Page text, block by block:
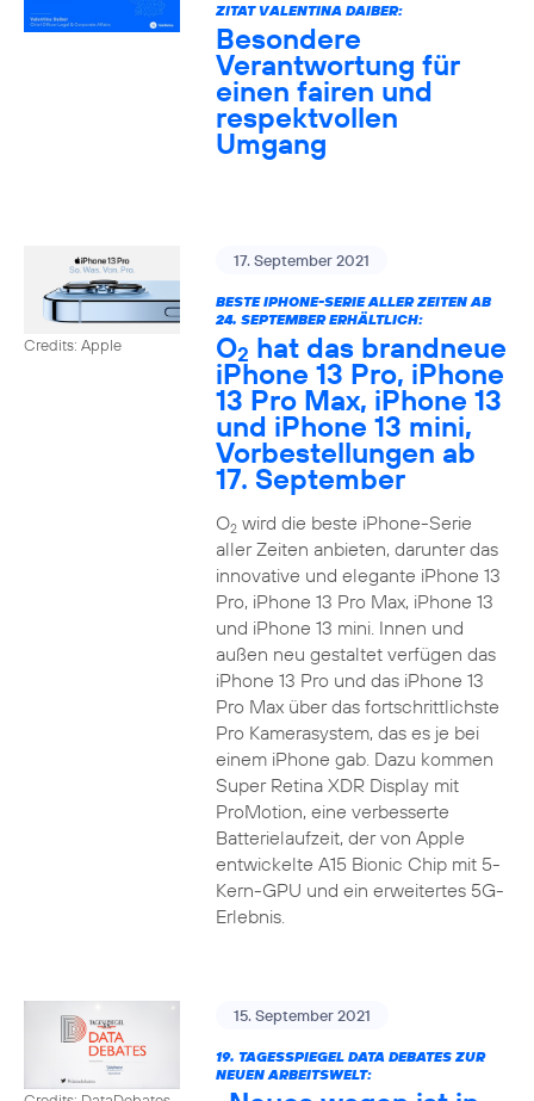
ZITAT VALENTINA DAIBER:
Besondere
Verantwortung für
einen fairen und
respektvollen
Umgang
Credits: Apple
17. September 2021
BESTE IPHONE-SERIE ALLER ZEITEN AB
24. SEPTEMBER ERHÄLTLICH:
O2 hat das brandneue
iPhone 13 Pro, iPhone
13 Pro Max, iPhone 13
und iPhone 13 mini,
Vorbestellungen ab
17. September
O2wird die beste iPhone-Serie
aller Zeiten anbieten, darunter das
innovative und elegante iPhone 13
Pro, iPhone 13 Pro Max, iPhone 13
und iPhone 13 mini. Innen und
außen neu gestaltet verfügen das
iPhone 13 Pro und das iPhone 13
Pro Max über das fortschrittlichste
Pro Kamerasystem, das es je bei
einem iPhone gab. Dazu kommen
Super Retina XDR Display mit
ProMotion, eine verbesserte
Batterielaufzeit, der von Apple
entwickelte A15 Bionic Chip mit 5-
Kern-GPU und ein erweitertes 5G-
Erlebnis.
15. September 2021
19. TAGESSPIEGEL DATA DEBATES ZUR
NEUEN ARBEITSWELT: